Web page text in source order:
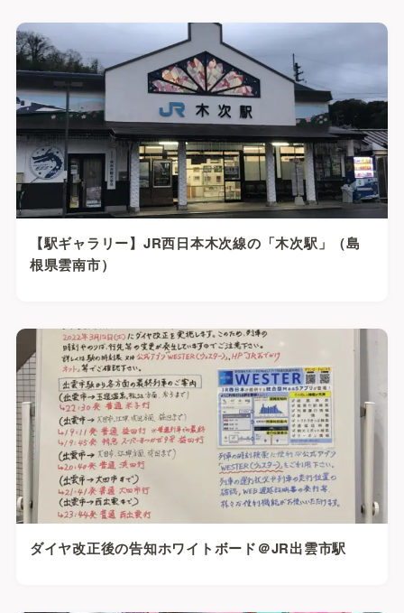
【駅ギャラリー】JR西日本木次線の「木次駅」（島
根県雲南市）
ダイヤ改正後の告知ホワイトボード＠JR出雲市駅